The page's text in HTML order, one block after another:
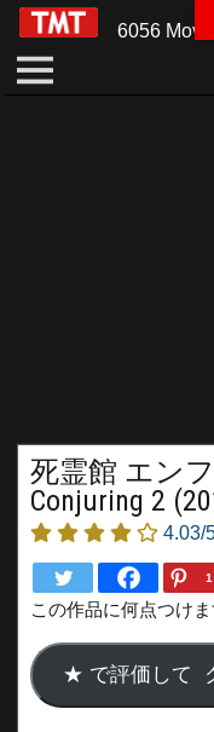
6056
死霊館 エン
Conjuring 2
4.03/
1
この作品に何点つけま